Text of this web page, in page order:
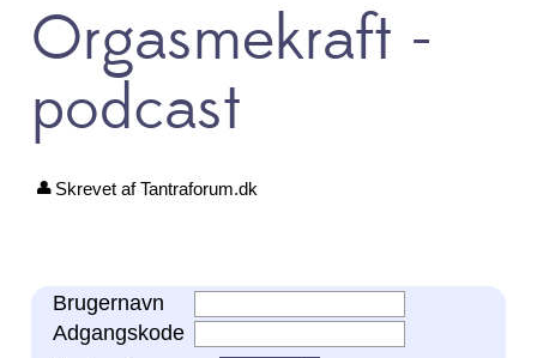
Orgasmekraft -
podcast
Skrevet af Tantraforum.dk
Brugernavn
Adgangskode